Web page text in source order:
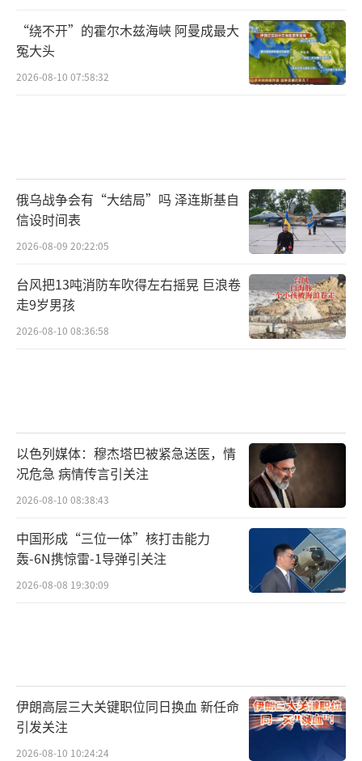
“绕不开”的霍尔木兹海峡 阿曼成最大
冤大头
2026-08-10 07:58:32
俄乌战争会有“大结局”吗 泽连斯基自
信设时间表
2026-08-09 20:22:05
台风把13吨消防车吹得左右摇晃 巨浪卷
走9岁男孩
2026-08-10 08:36:58
以色列媒体：穆杰塔巴被紧急送医，情
况危急 病情传言引关注
2026-08-10 08:38:43
中国形成“三位一体”核打击能力
轰-6N携惊雷-1导弹引关注
2026-08-08 19:30:09
伊朗高层三大关键职位同日换血 新任命
引发关注
2026-08-10 10:24:24